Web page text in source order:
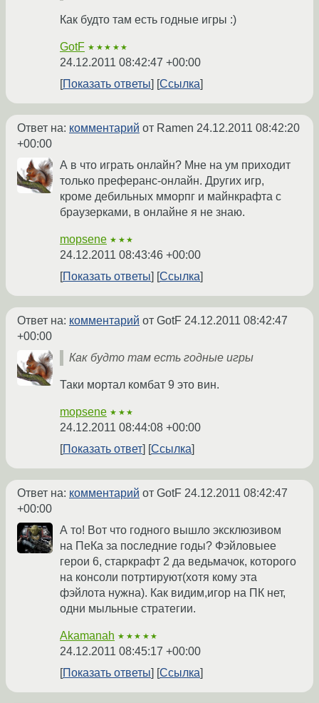
Как будто там есть годные игры :)
GotF ★★★★★
24.12.2011 08:42:47 +00:00
Показать ответы
Ссылка
Ответ на: комментарий от Ramen 24.12.2011 08:42:20
+00:00
А в что играть онлайн? Мне на ум приходит
только преферанс-онлайн. Других игр,
кроме дебильных мморпг и майнкрафта с
браузерками, в онлайне я не знаю.
mopsene ★★★
24.12.2011 08:43:46 +00:00
Показать ответы
Ссылка
Ответ на: комментарий от GotF 24.12.2011 08:42:47
+00:00
Как будто там есть годные игры
Таки мортал комбат 9 это вин.
mopsene ★★★
24.12.2011 08:44:08 +00:00
Показать ответ
Ссылка
Ответ на: комментарий от GotF 24.12.2011 08:42:47
+00:00
А то! Вот что годного вышло эксклюзивом
на ПеКа за последние годы? Фэйловыее
герои 6, старкрафт 2 да ведьмачок, которого
на консоли потртируют(хотя кому эта
фэйлота нужна). Как видим,игор на ПК нет,
одни мыльные стратегии.
Akamanah ★★★★★
24.12.2011 08:45:17 +00:00
Показать ответы
Ссылка